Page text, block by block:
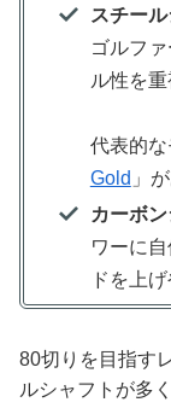
スチー
ゴルフ
ル性を
代表的な
Gold 」
カーボ
ワーに
ドを上
80切りを目指す
ルシャフトが多